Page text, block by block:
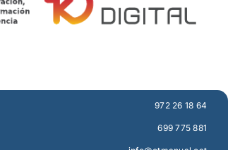
972 26 18 64
699 775 881